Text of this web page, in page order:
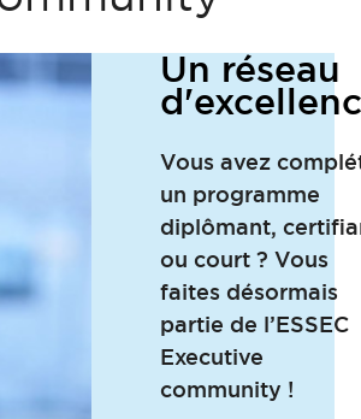
Un réseau
Vous avez
un programme
diplômant,
ou court ? Vous
faites désormais
partie de l’ESSEC
Executive
community !